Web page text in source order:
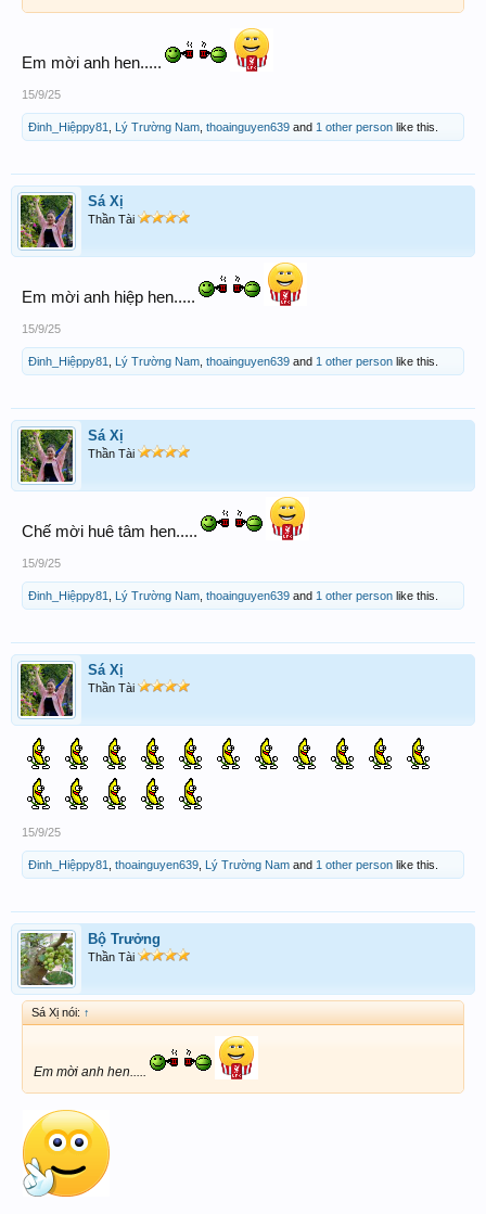
Em mời anh hen.....
15/9/25
Đinh_Hiệppy81 Lý Trường Nam thoainguyen639 and 1 other person like this.
Sá Xị
Thần Tài
Em mời anh hiệp hen.....
15/9/25
Đinh_Hiệppy81 Lý Trường Nam thoainguyen639 and 1 other person like this.
Sá Xị
Thần Tài
Chế mời huê tâm hen.....
15/9/25
Đinh_Hiệppy81 Lý Trường Nam thoainguyen639 and 1 other person like this.
Sá Xị
Thần Tài
15/9/25
Đinh_Hiệppy81 thoainguyen639 Lý Trường Nam and 1 other person like this.
Bộ Trưởng
Thần Tài
Sá Xị nói: ↑
Em mời anh hen.....